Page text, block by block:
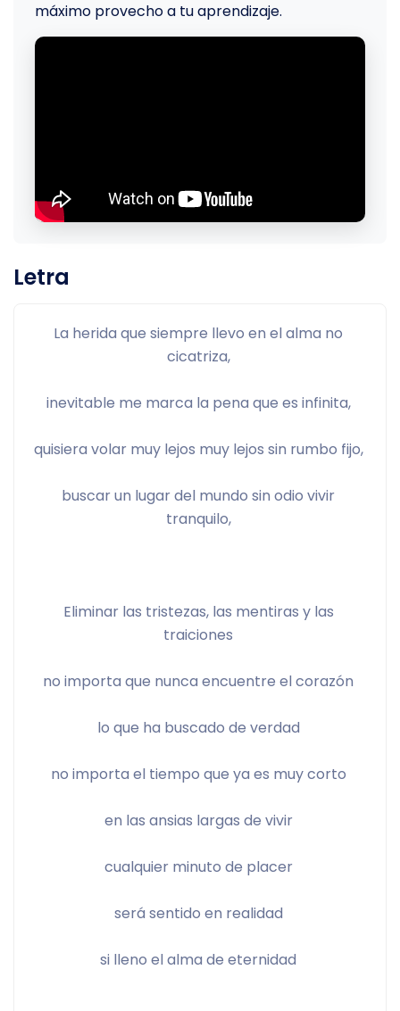
máximo provecho a tu aprendizaje.
Letra
La herida que siempre llevo en el alma no
cicatriza,
inevitable me marca la pena que es infinita,
quisiera volar muy lejos muy lejos sin rumbo fijo,
buscar un lugar del mundo sin odio vivir
tranquilo,
Eliminar las tristezas, las mentiras y las
traiciones
no importa que nunca encuentre el corazón
lo que ha buscado de verdad
no importa el tiempo que ya es muy corto
en las ansias largas de vivir
cualquier minuto de placer
será sentido en realidad
si lleno el alma de eternidad